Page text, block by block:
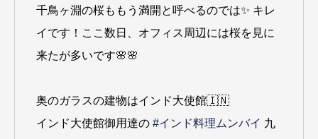
千鳥ヶ淵の桜ももう満開と呼べるのでは✨ キレ
イです！ここ数日、オフィス周辺には桜を見に
来たが多いです🌸🌸
奥のガラスの建物はインド大使館🇮🇳
インド大使館御用達の #インド料理ムンバイ 九